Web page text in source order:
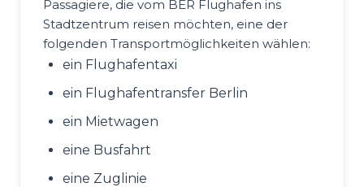
Passagiere, die vom BER Flughafen ins
Stadtzentrum reisen möchten, eine der
folgenden Transportmöglichkeiten wählen:
ein Flughafentaxi
ein Flughafentransfer Berlin
ein Mietwagen
eine Busfahrt
eine Zuglinie